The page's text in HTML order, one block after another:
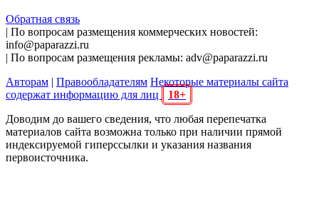
Обратная связь
| По вопросам размещения коммерческих новостей:
info@paparazzi.ru
| По вопросам размещения рекламы: adv@paparazzi.ru
Авторам | Правообладателям Некоторые материалы сайта
содержат информацию для лиц
18+
Доводим до вашего сведения, что любая перепечатка
материалов сайта возможна только при наличии прямой
индексируемой гиперссылки и указания названия
первоисточника.